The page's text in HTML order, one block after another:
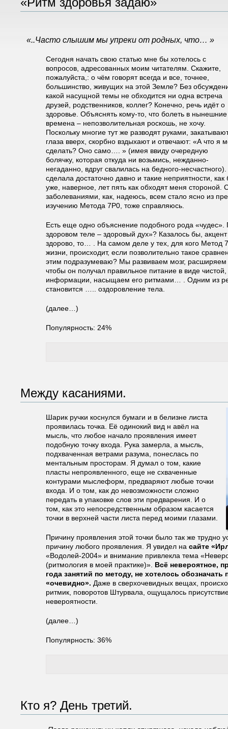
«..Часто слышим мы упреки от родных, что… »
Сегодня начать свою статью мне бы хотелось с
вопросов, адресованных моим читателям. Скажите,
пожалуйста,: о чём говорят всегда и все, точнее,
большинство, живущих на этой Земле? Без
какой насущной темы не обходится ни одна встреча
друзей, родственников, коллег? Конечно, речь идёт о
здоровье. Объяснять кому-то, что болеть в нынешние
времена – непозволительная роскошь, не хочу.
Поскольку многие тут же разводят руками,
глаза вверх, скорбно вздыхают и отвечают: «А что я
сделать? Оно само…. » (имея ввиду очередную
болячку, которая откуда ни возьмись, нежданно-
негаданно, вдруг свалилась на бедного-
сделала достаточно давно и такие неприятности,
уже, наверное, лет пять как обходят меня
заболеваниями, как, надеюсь, всем стало ясно из
изучению Метода 7Р0, тоже справляюсь.
Есть еще одно объяснение подобного рода
здоровом теле – здоровый дух»? Казалось бы,
здорово, то… . На самом деле у тех, для кого Метод
жизни, происходит, если позволительно такое
этим подразумеваю? Мы развиваем мозг, расширяем
чтобы он получал правильное питание в виде
информации, насыщаем его ритмами… . Одним из
становится ….. оздоровление тела.
(далее…)
Популярность: 24%
Между касаниями.
Шарик ручки коснулся бумаги и в белизне листа
проявилась точка. Её одинокий вид н авёл на
мысль, что любое начало проявления имеет
подобную точку входа. Рука замерла, а мысль,
подхваченная ветрами разума, понеслась по
ментальным просторам. Я думал о том, какие
пласты непроявленного, еще не схваченные
контурами мыслеформ, предваряют любые точки
входа. И о том, как до невозможности сложно
передать в упаковке слов эти предварения. И о
том, как это непосредственным образом касается
точки в верхней части листа перед моими глазами.
Причину проявления этой точки было так же трудно
причину любого проявления. Я увидел на сайте
«Водолей-2004» и внимание привлекла тема
(ритмология в моей практике)». Всё невероятное,
года занятий по методу, не хотелось
«очевидно». Даже в сверхочевидных вещах,
ритмик, поворотов Штурвала, ощущалось
невероятности.
(далее…)
Популярность: 36%
Кто я? День третий.